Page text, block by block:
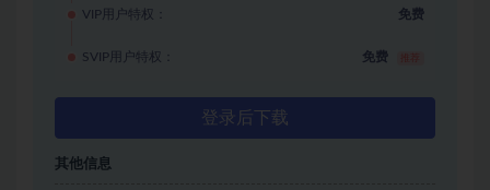
VIP用户特权： 免费
SVIP用户特权： 免费
登录后下载
其他信息